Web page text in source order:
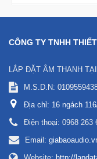
CÔNG TY TNHH
LẮP ĐẶT ÂM THANH
M.S.D.N:
Địa chỉ: 16 ngách
Điện thoại: 0968 263
Email: